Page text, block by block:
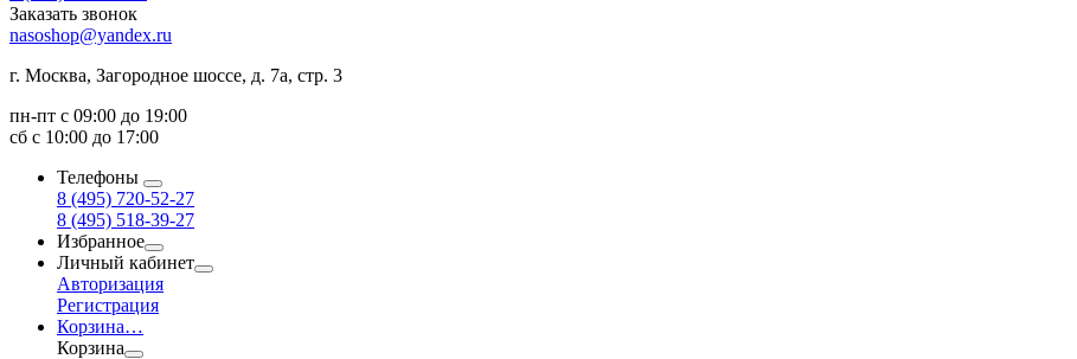
Заказать звонок
nasoshop@yandex.ru
г. Москва, Загородное шоссе, д. 7а, стр. 3
пн-пт с 09:00 до 19:00
сб с 10:00 до 17:00
Телефоны
8 (495) 720-52-27
8 (495) 518-39-27
Избранное
Личный кабинет
Авторизация
Регистрация
Корзина…
Корзина